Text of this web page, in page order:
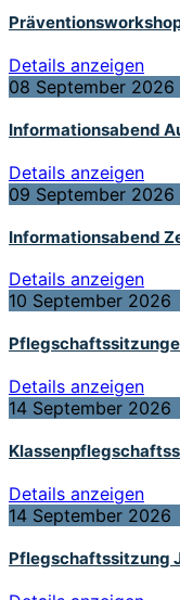
Details anzeigen
08 September 2026
Informationsabend
Details anzeigen
09 September 2026
Informationsabend
Details anzeigen
10 September 2026
Details anzeigen
14 September 2026
Details anzeigen
14 September 2026
Pflegschaftssitzung